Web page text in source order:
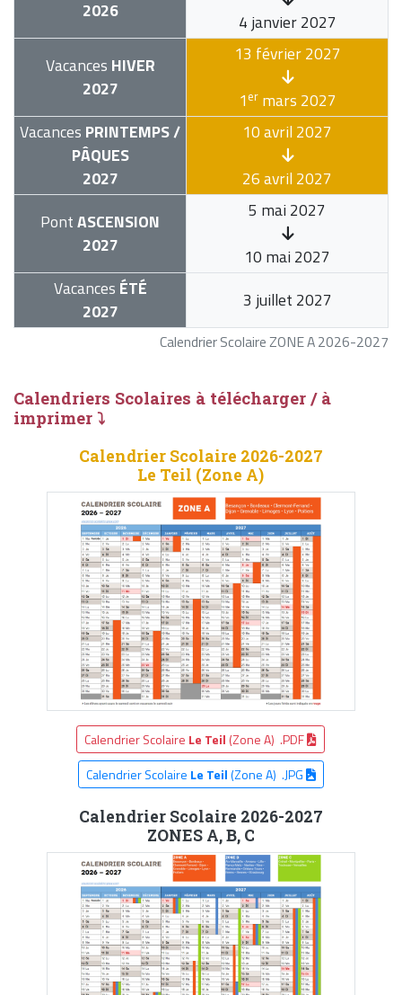
Calendrier Scolaire ZONE A 2026-2027
2026
4 janvier 2027
Vacances HIVER
2027
13 février 2027
1ermars 2027
Vacances PRINTEMPS /
PÂQUES
2027
10 avril 2027
26 avril 2027
PontASCENSION
2027
5 mai 2027
10 mai 2027
Vacances ÉTÉ
2027
3 juillet 2027
Calendriers Scolaires à télécharger / à
imprimer ⤵
Calendrier Scolaire 2026-2027
Le Teil (Zone A)
Calendrier Scolaire Le Teil (Zone A) .PDF
Calendrier Scolaire Le Teil(Zone A) .JPG
Calendrier Scolaire 2026-2027
ZONES A, B, C